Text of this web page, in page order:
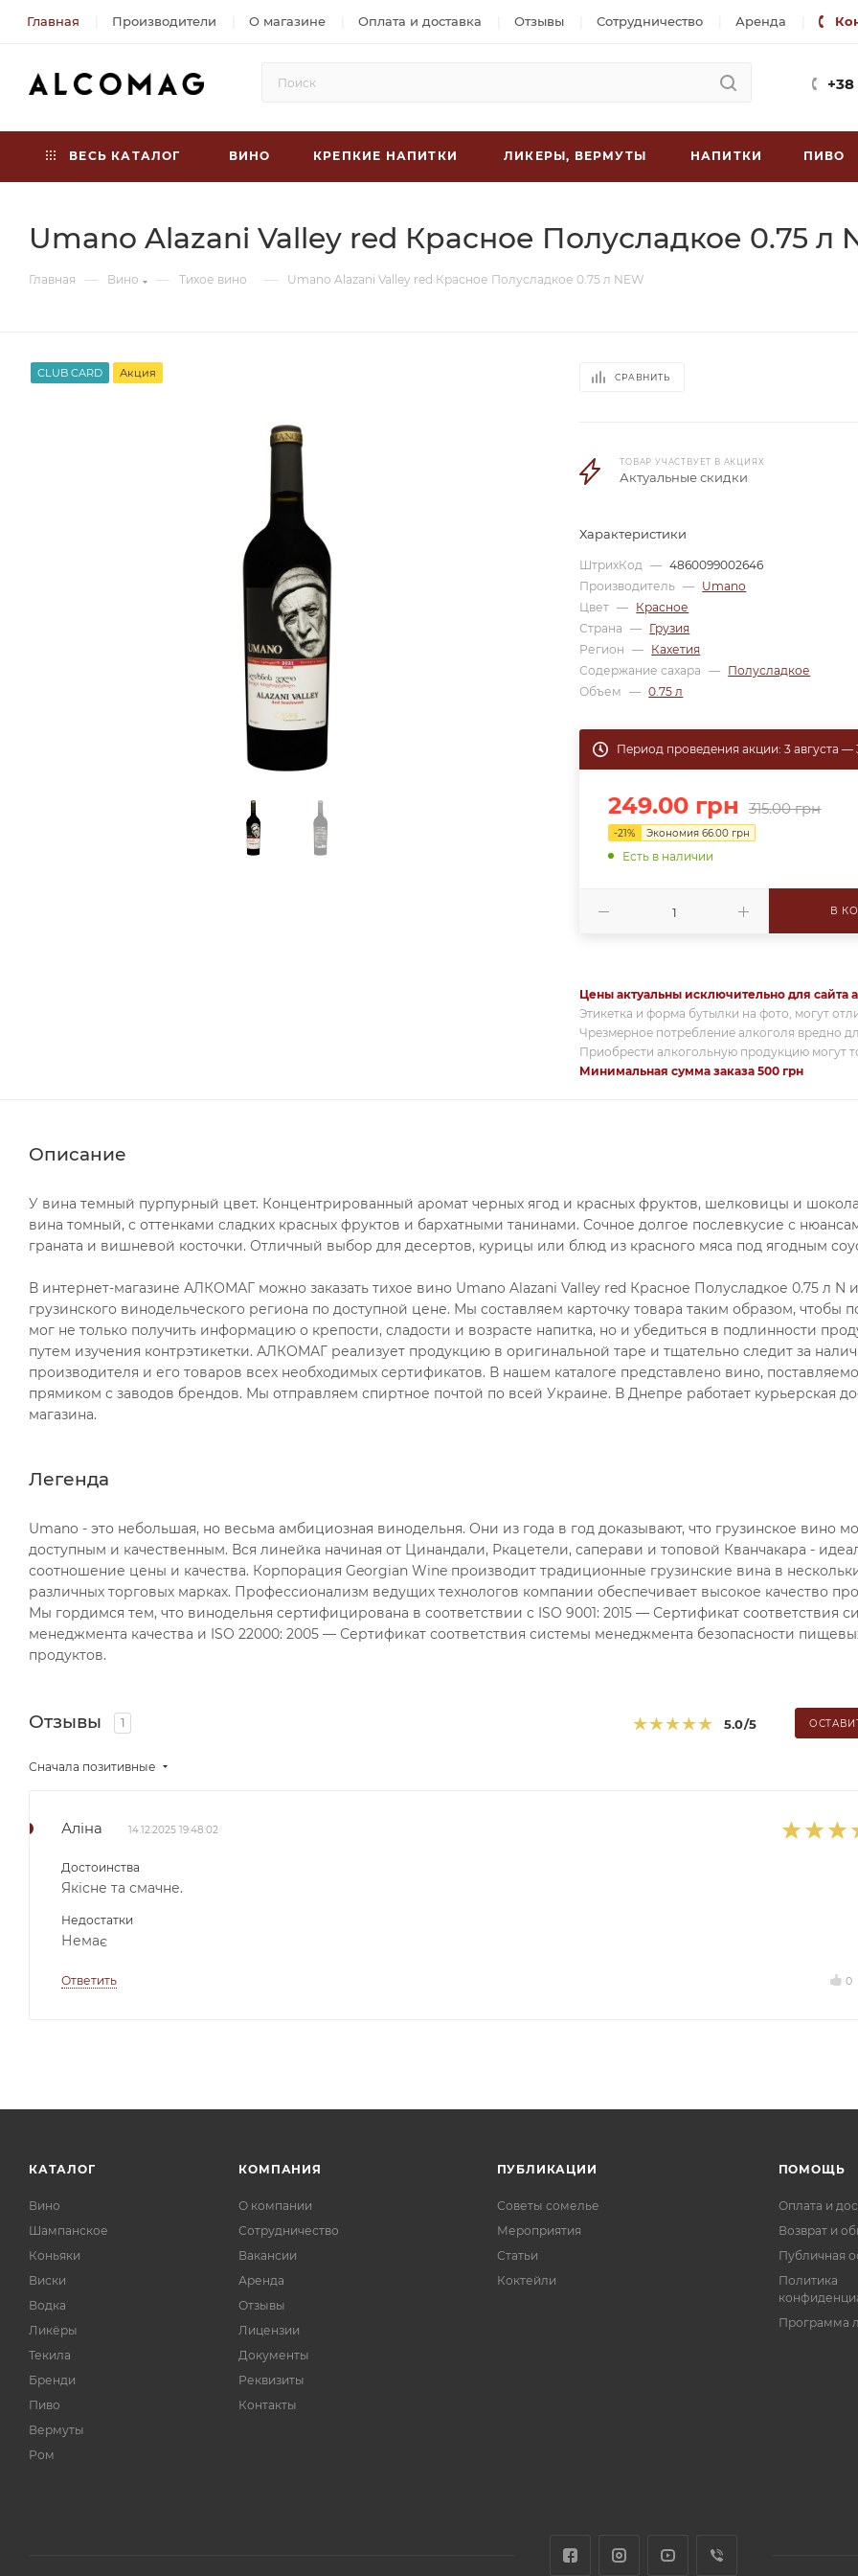
Главная Производители О магазине Оплата и доставка Отзывы Сотрудничество Аренда
ВЕСЬ КАТАЛОГ ВИНО КРЕПКИЕ НАПИТКИ ЛИКЕРЫ, ВЕРМУТЫ НАПИТКИ ПИВО
Umano Alazani Valley red Красное Полусладкое 0.75 л
Главная — Вино — Тихое вино — Umano Alazani Valley red Красное Полусладкое 0.75 л NEW
CLUB CARD Акция СРАВНИТЬ
ТОВАР УЧАСТВУЕТ В АКЦИЯХ
Актуальные скидки
Характеристики
ШтрихКод — 4860099002646
Производитель — Umano
Цвет — Красное
Страна
— Грузия
Регион
— Кахетия
Содержание сахара
— Полусладкое
Объем
— 0.75 л
Период проведения акции: 3 августа —
249.00 грн 315.00грн
-21% Экономия66.00 грн
Есть в наличии
В
Цены актуальны исключительно для сайта
Этикетка и форма бутылки на фото, могут
Чрезмерное потребление алкоголя вредно
Приобрести алкогольную продукцию могут
Минимальная сумма заказа 500 грн
Описание
У вина темный пурпурный цвет. Концентрированный аромат черных ягод и красных фруктов, шелковицы и
вина томный, с оттенками сладких красных фруктов и бархатными танинами. Сочное долгое послевкусие с
граната и вишневой косточки. Отличный выбор для десертов, курицы или блюд из красного мяса под ягодным
В интернет-магазине АЛКОМАГ можно заказать тихое вино Umano Alazani Valley red Красное Полусладкое 0.75 л N
грузинского винодельческого региона по доступной цене. Мы составляем карточку товара таким образом, чтобы
мог не только получить информацию о крепости, сладости и возрасте напитка, но и убедиться в подлинности
путем изучения контрэтикетки. АЛКОМАГ реализует продукцию в оригинальной таре и тщательно следит за
производителя и его товаров всех необходимых сертификатов. В нашем каталоге представлено вино,
прямиком с заводов брендов. Мы отправляем спиртное почтой по всей Украине. В Днепре работает курьерская
магазина.
Легенда
Umano - это небольшая, но весьма амбициозная винодельня. Они из года в год доказывают, что грузинское вино
доступным и качественным. Вся линейка начиная от Цинандали, Ркацетели, саперави и топовой Кванчакара -
соотношение цены и качества. Корпорация Georgian Wine производит традиционные грузинские вина в
различных торговых марках. Профессионализм ведущих технологов компании обеспечивает высокое качество
Мы гордимся тем, что винодельня сертифицирована в соответствии с ISO 9001: 2015 — Сертификат соответствия
менеджмента качества и ISO 22000: 2005 — Сертификат соответствия системы менеджмента безопасности
продуктов.
Отзывы 1 5.0/5
Сначала позитивные
Аліна 14.12.2025 19:48:02
Достоинства
Якісне та смачне.
Недостатки
Немає
Ответить 0
КАТАЛОГ
Вино
Шампанское
Коньяки
Виски
Водка
Ликёры
Текила
Бренди
Пиво
Вермуты
Ром
КОМПАНИЯ
О компании
Сотрудничество
Вакансии
Аренда
Отзывы
Лицензии
Документы
Реквизиты
Контакты
ПУБЛИКАЦИИ
Советы сомелье
Мероприятия
Статьи
Коктейли
ПОМОЩЬ
Оплата и
Возврат и
Публичная
Политика
Программа